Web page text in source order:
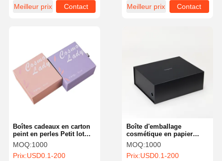
Meilleur prix
Contact
Meilleur prix
Contact
Boîtes cadeaux en carton
peint en perles Petit lot
personnalisé Boîte cadeau
en carton
MOQ:1000
Prix:USD0.1-200
Boîte d'emballage
cosmétique en papier
carton recyclable boîte
cadeau magnétique
pliable
MOQ:1000
Prix:USD0.1-200